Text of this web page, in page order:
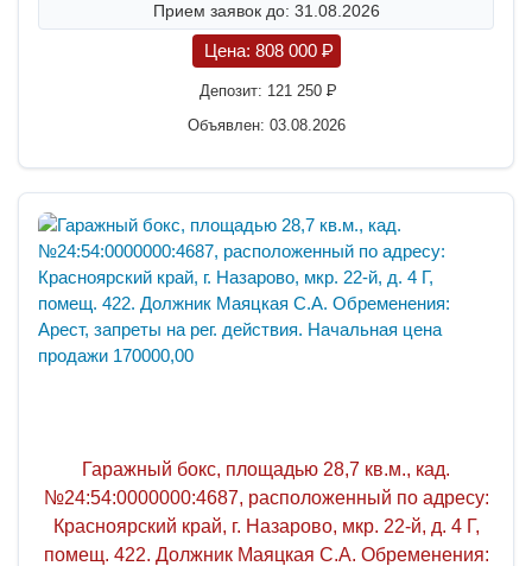
Прием заявок до: 31.08.2026
Цена: 808 000 P
Депозит: 121 250 P
Объявлен: 03.08.2026
Гаражный бокс, площадью 28,7 кв.м., кад.
№24:54:0000000:4687, расположенный по адресу:
Красноярский край, г. Назарово, мкр. 22-й, д. 4 Г,
помещ. 422. Должник Маяцкая С.А. Обременения: